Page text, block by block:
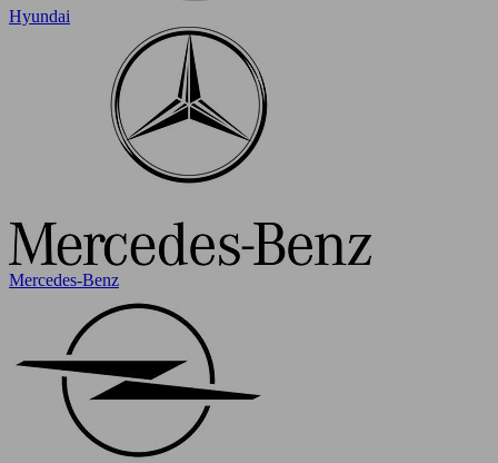
Hyundai
Mercedes-Benz